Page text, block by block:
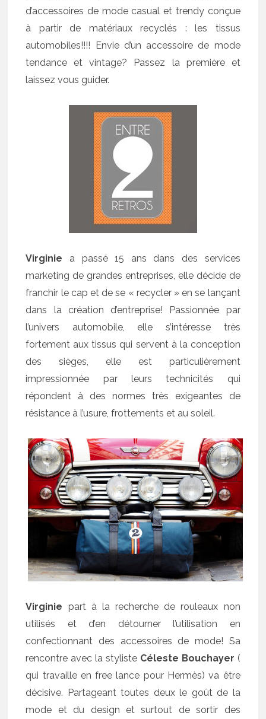
d’accessoires de mode casual et trendy conçue
à partir de matériaux recyclés : les tissus
automobiles!!!! Envie d’un accessoire de mode
tendance et vintage? Passez la première et
laissez vous guider.
Virginie a passé 15 ans dans des services
marketing de grandes entreprises, elle décide de
franchir le cap et de se « recycler » en se lançant
dans la création d’entreprise! Passionnée par
l’univers automobile, elle s’intéresse très
fortement aux tissus qui servent à la conception
des sièges, elle est particulièrement
impressionnée par leurs technicités qui
répondent à des normes très exigeantes de
résistance à l’usure, frottements et au soleil.
Virginie part à la recherche de rouleaux non
utilisés et d’en détourner l’utilisation en
confectionnant des accessoires de mode! Sa
rencontre avec la styliste Céleste Bouchayer (
qui travaille en free lance pour Hermès) va être
décisive. Partageant toutes deux le goût de la
mode et du design et surtout de sortir des